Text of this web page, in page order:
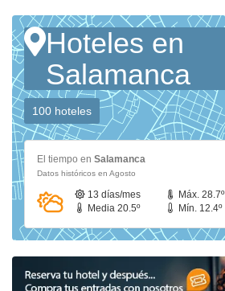
Hoteles en
Salamanca
100 hoteles
El tiempo en Salamanca
Datos históricos en Agosto
13 días/mes
Máx. 28.7º
Media 20.5º
Mín. 12.4º